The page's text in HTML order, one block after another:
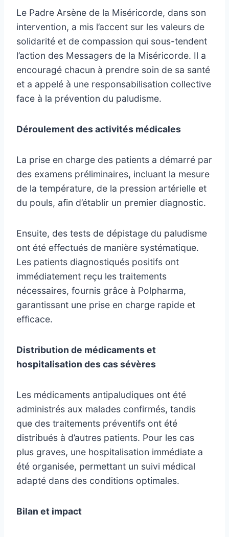
Le Padre Arsène de la Miséricorde, dans son
intervention, a mis l’accent sur les valeurs de
solidarité et de compassion qui sous-tendent
l’action des Messagers de la Miséricorde. Il a
encouragé chacun à prendre soin de sa santé
et a appelé à une responsabilisation collective
face à la prévention du paludisme.
Déroulement des activités médicales
La prise en charge des patients a démarré par
des examens préliminaires, incluant la mesure
de la température, de la pression artérielle et
du pouls, afin d’établir un premier diagnostic.
Ensuite, des tests de dépistage du paludisme
ont été effectués de manière systématique.
Les patients diagnostiqués positifs ont
immédiatement reçu les traitements
nécessaires, fournis grâce à Polpharma,
garantissant une prise en charge rapide et
efficace.
Distribution de médicaments et
hospitalisation des cas sévères
Les médicaments antipaludiques ont été
administrés aux malades confirmés, tandis
que des traitements préventifs ont été
distribués à d’autres patients. Pour les cas
plus graves, une hospitalisation immédiate a
été organisée, permettant un suivi médical
adapté dans des conditions optimales.
Bilan et impact